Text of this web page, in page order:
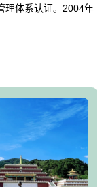
理体系认证。2004年
星级酒店一座。
东陵地形墙内，地
设全国顶级人生后花
侨、国内外知名人士
要使用功能；以苍
通过墓园建设与造
服务周全、环境优
极具吸引力的花园